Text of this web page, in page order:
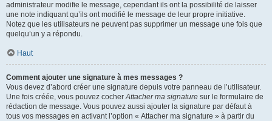
administrateur modifie le message, cependant ils ont la possibilité de laisser
une note indiquant qu’ils ont modifié le message de leur propre initiative.
Notez que les utilisateurs ne peuvent pas supprimer un message une fois que
quelqu’un y a répondu.
Haut
Comment ajouter une signature à mes messages ?
Vous devez d’abord créer une signature depuis votre panneau de l’utilisateur.
Une fois créée, vous pouvez cocherAttacher ma signature sur le formulaire de
rédaction de message. Vous pouvez aussi ajouter la signature par défaut à
tous vos messages en activant l’option « Attacher ma signature » à partir du